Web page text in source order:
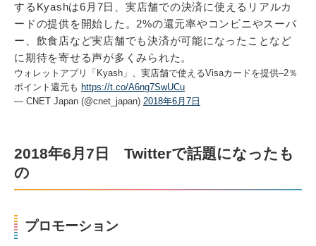
するKyashは6月7日、実店舗での決済に使えるリアルカ
ードの提供を開始した。2%の還元率やコンビニやスーパ
ー、飲食店など実店舗でも決済が可能になったことなど
に期待を寄せる声が多くみられた。
ウォレットアプリ「Kyash」、実店舗で使えるVisaカードを提供–2％
ポイント還元も https://t.co/A6ng7SwUCu
— CNET Japan (@cnet_japan) 2018年6月7日
2018年6月7日 Twitterで話題になったも
の
プロモーション